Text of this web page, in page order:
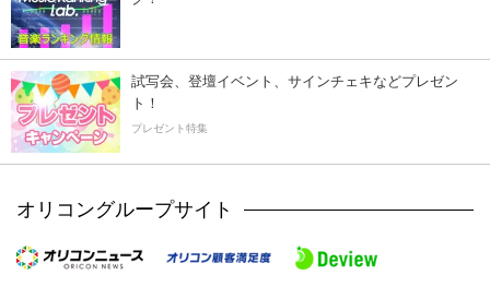
試写会、登壇イベント、サインチェキなどプレゼン
ト！
プレゼント特集
オリコングループサイト